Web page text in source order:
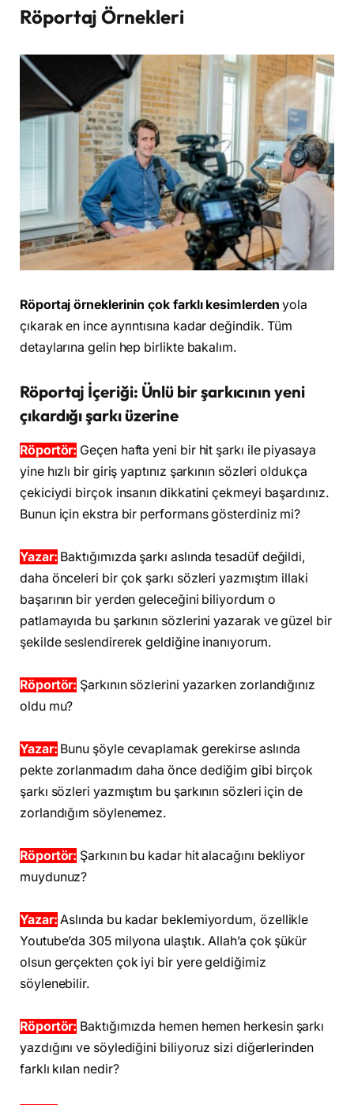
Röportaj Örnekleri
Röportaj örneklerinin çok farklı kesimlerden yola
çıkarak en ince ayrıntısına kadar değindik. Tüm
detaylarına gelin hep birlikte bakalım.
Röportaj İçeriği: Ünlü bir şarkıcının yeni
çıkardığı şarkı üzerine
Röportör: Geçen hafta yeni bir hit şarkı ile piyasaya
yine hızlı bir giriş yaptınız şarkının sözleri oldukça
çekiciydi birçok insanın dikkatini çekmeyi başardınız.
Bunun için ekstra bir performans gösterdiniz mi?
Yazar: Baktığımızda şarkı aslında tesadüf değildi,
daha önceleri bir çok şarkı sözleri yazmıştım illaki
başarının bir yerden geleceğini biliyordum o
patlamayıda bu şarkının sözlerini yazarak ve güzel bir
şekilde seslendirerek geldiğine inanıyorum.
Röportör: Şarkının sözlerini yazarken zorlandığınız
oldu mu?
Yazar: Bunu şöyle cevaplamak gerekirse aslında
pekte zorlanmadım daha önce dediğim gibi birçok
şarkı sözleri yazmıştım bu şarkının sözleri için de
zorlandığım söylenemez.
Röportör: Şarkının bu kadar hit alacağını bekliyor
muydunuz?
Yazar: Aslında bu kadar beklemiyordum, özellikle
Youtube’da 305 milyona ulaştık. Allah’a çok şükür
olsun gerçekten çok iyi bir yere geldiğimiz
söylenebilir.
Röportör: Baktığımızda hemen hemen herkesin şarkı
yazdığını ve söylediğini biliyoruz sizi diğerlerinden
farklı kılan nedir?